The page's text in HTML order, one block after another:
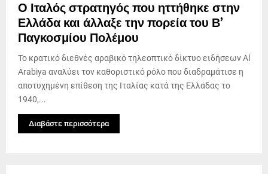
Ο Ιταλός στρατηγός που ηττήθηκε στην
Ελλάδα και άλλαξε την πορεία του Β’
Παγκοσμίου Πολέμου
Το κρατικό διεθνές αραβικό τηλεοπτικό δίκτυο ειδήσεων Al
Arabiya αναλύει τον καθοριστικό ρόλο που διαδραμάτισε η
αποτυχημένη επίθεση της Ιταλίας κατά της Ελλάδας το
1940,...
Διαβάστε περισσότερα